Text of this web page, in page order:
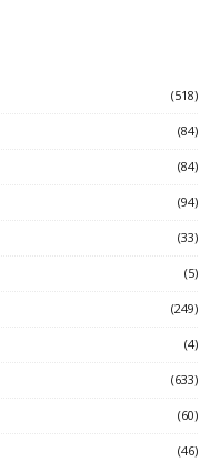
(518)
(84)
(84)
(94)
(33)
(5)
(249)
(4)
(633)
(60)
(46)